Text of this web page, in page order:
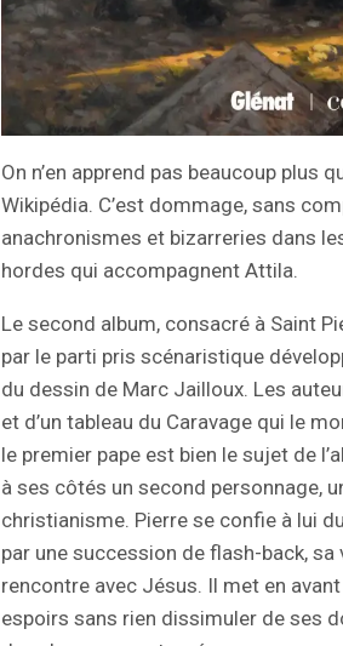
On n’en apprend pas beaucoup plus
Wikipédia. C’est dommage, sans
anachronismes et bizarreries dans
hordes qui accompagnent Attila.
Le second album, consacré à Saint
par le parti pris scénaristique
du dessin de Marc Jailloux. Les
et d’un tableau du Caravage qui le
le premier pape est bien le sujet de
à ses côtés un second personnage,
christianisme. Pierre se confie à lui
par une succession de flash-back, sa
rencontre avec Jésus. Il met en
espoirs sans rien dissimuler de ses